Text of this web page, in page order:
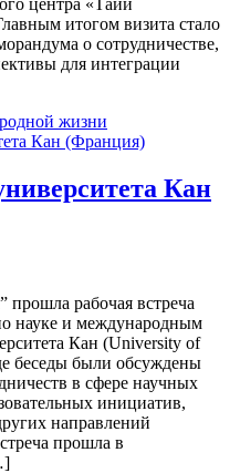
центра «Тайи
итогом визита стало
о сотрудничестве,
для интеграции
жизни
Кан
рабочая встреча
науке и международным
Кан (University of
беседы были обсуждены
в сфере научных
инициатив,
направлений
прошла в